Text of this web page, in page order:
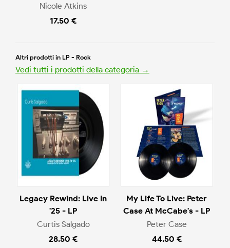
Nicole Atkins
17.50 €
Altri prodotti in LP - Rock
Vedi tutti i prodotti della categoria →
Legacy Rewind: Live In
'25 - LP
Curtis Salgado
28.50 €
My Life To Live: Peter
Case At McCabe's - LP
Peter Case
44.50 €